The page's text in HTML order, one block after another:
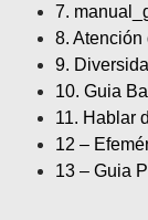
7.
8. Atención
9.
10. Guia
11. Hablar
12 –
13 – Guia